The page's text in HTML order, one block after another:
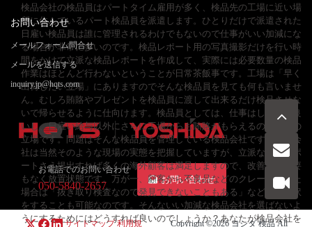
検品会社の検品員はパートタイム雇用が多く、検品先の工場に近い場
所に住んでいるパート検品員を派遣します。ひとりだけで派遣された
日雇い検品員は誰に管理されるわけでもないので仕事がいい加減にな
る場合が非常に多いのです。検品レポート用の写真撮影だけを行い時
間をかけて立派な検品レポートを作成して、実際には必要数量の検品
作業はほとんど行わないということが日常茶飯事です。工場は「早く
出荷したい立場」にありますのでそんな検品員を見ても何も言いませ
ん。むしろ賄賂やプレゼントを検品員に渡して出来るだけ検品させな
いで帰らせるように仕向けます。検品員としては、仕事はしなくて良
いし、日雇い給与以外にさらに工場からも賄賂がもらえるので最高の
立場です。問題はそんな検品員を管理している検品会社です。検品会
社は当然そのような現場の実態を把握していますが、立派な検品レポ
ートさえ提出すれば多くの海外顧客は満足しますので、改善する必要
もなく放置状態です。万が一、顧客から不良品などのクレームが来た
場合は「抜き取り検査なので発見できないこともある」などの言い訳
をすることも可能なのです。そんないい加減な検品会社を選ばないよ
うにするためにはどうすれば良いのでしょうか？あなたが検品会社を
お問い合わせ
メールフォーム問合せ
メールを送信する
inquiry.jp@hqts.com
お電話でのお問い合わせ
050-5840-2657
お問い合わせ
サイトマップ 利用規 Copyright ©2026ヨシダ 検品All